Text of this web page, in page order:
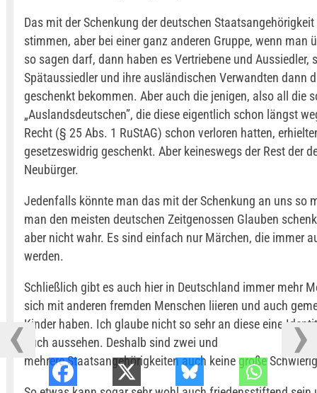
Das mit der Schenkung der deutschen
stimmen, aber bei einer ganz anderen Gruppe, wenn man
so sagen darf, dann haben es Vertriebene und Aussiedler,
Spätaussiedler und ihre ausländischen Verwandten dann
geschenkt bekommen. Aber auch die jenigen, also all die
„Auslandsdeutschen”, die diese eigentlich schon längst
Recht (§ 25 Abs. 1 RuStAG) schon verloren hatten,
gesetzeswidrig geschenkt. Aber keineswegs der Rest der
Neubürger.
Jedenfalls könnte man das mit der Schenkung an uns so
man den meisten deutschen Zeitgenossen Glauben
aber nicht wahr. Es sind einfach nur Märchen, die immer
werden.
Schließlich gibt es auch hier in Deutschland immer mehr
sich mit anderen fremden Menschen liieren und auch
Kinder haben. Ich glaube nicht so sehr an diese eine
auch aussehen. Deshalb sind zwei und
mehrere Staatsangehörigkeiten auch keine große